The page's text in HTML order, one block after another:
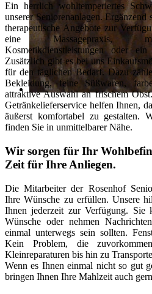
Ein herrlich wohltemperiertes
unserer Seniorenanlagen. Ergänzend
therapeutische Angebote zur
eine Massagepraxis,
Kosmetikdienstleistungen oder
Zusätzlich gibt es bei uns
für den täglichen Bedarf. Dazu
Bekleidung, feine Süßwaren,
attraktive Auswahl an frischem
Getränkelieferservice helfen Ihnen,
äußerst komfortabel zu gestalten.
finden Sie in unmittelbarer Nähe.
Wir sorgen für Ihr
Zeit für Ihre Anliegen.
Die Mitarbeiter der Rosenhof
Ihre Wünsche zu erfüllen. Unsere
Ihnen jederzeit zur Verfügung. Sie
Wünsche oder nehmen
einmal unterwegs sein sollten.
Kein Problem, die
Kleinreparaturen bis hin zu
Wenn es Ihnen einmal nicht so gut
bringen Ihnen Ihre Mahlzeit auch